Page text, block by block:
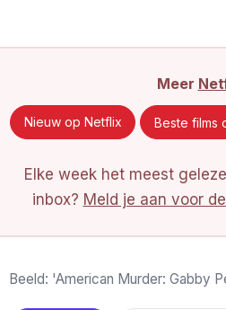
Meer
Nieuw op Netflix Beste films
Elke week het meest
inbox? Meld je aan voor
Beeld: 'American Murder: Gabby